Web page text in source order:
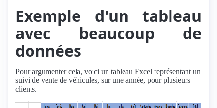
Exemple d'un tableau
avec beaucoup de
données
Pour argumenter cela, voici un tableau Excel représentant un
suivi de vente de véhicules, sur une année, pour plusieurs
clients.